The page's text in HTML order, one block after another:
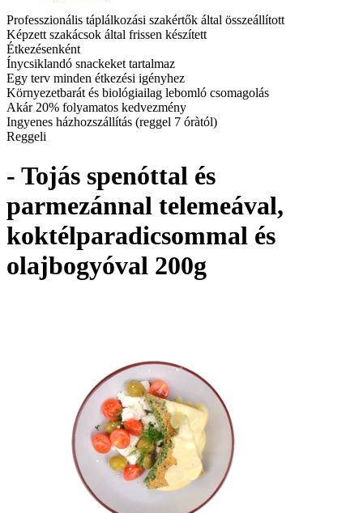
Professzionális táplálkozási szakértők által összeállított
Képzett szakácsok által frissen készített
Étkezésenként
Ínycsiklandó snackeket tartalmaz
Egy terv minden étkezési igényhez
Környezetbarát és biológiailag lebomló csomagolás
Akár 20% folyamatos kedvezmény
Ingyenes házhozszállítás (reggel 7 óràtól)
Reggeli
- Tojás spenóttal és
parmezánnal telemeával,
koktélparadicsommal és
olajbogyóval 200g